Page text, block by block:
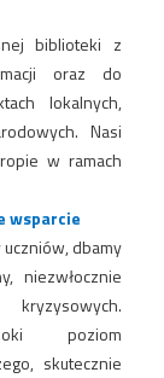
biblioteki z
oraz do
lokalnych,
Nasi
w ramach
wsparcie
dbamy
niezwłocznie
poziom
skutecznie